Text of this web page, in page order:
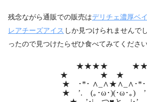
残念ながら通販での販売はデリチェ濃厚ベ
レアチーズアイス しか見つけられませんで
ったので見つけたらぜひ食べてみてください
★★★★
★ ★ ★
★ ･*･ ∧_∧★∧_∧･
★ ’. (｡･ω･)(･ω･｡)